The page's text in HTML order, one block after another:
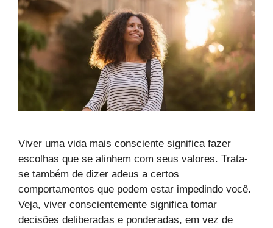
Viver uma vida mais consciente significa fazer
escolhas que se alinhem com seus valores. Trata-
se também de dizer adeus a certos
comportamentos que podem estar impedindo você.
Veja, viver conscientemente significa tomar
decisões deliberadas e ponderadas, em vez de